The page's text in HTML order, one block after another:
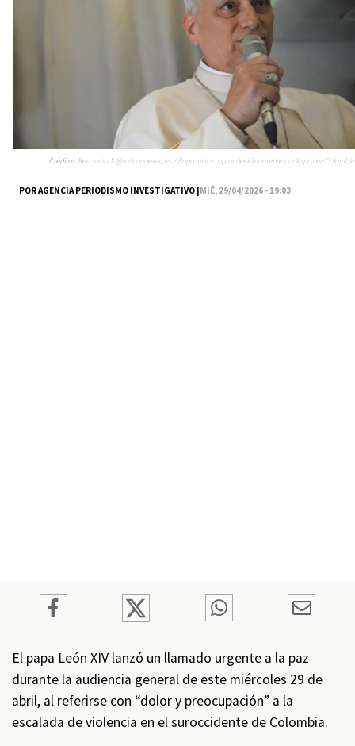
POR AGENCIA PERIODISMO INVESTIGATIVO |MIÉ, 29/04/2026 - 19:03
Créditos:Red social X @vaticannews_es / Papa insta a optar decididamente por la paz en Colombia
El papa León XIV lanzó un llamado urgente a la paz
durante la audiencia general de este miércoles 29 de
abril, al referirse con “dolor y preocupación” a la
escalada de violencia en el suroccidente de Colombia.